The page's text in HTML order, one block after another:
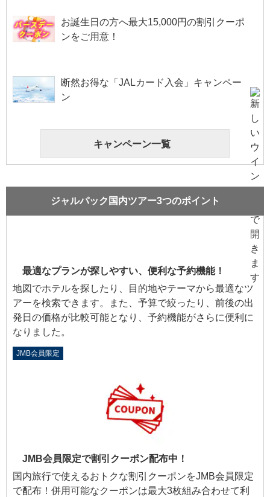
お誕生日の方へ最大15,000円の割引クーポ
ンをご用意！
断然お得な「JALカード入会」キャンペー
ン
キャンペーン一覧
ジャルパック国内ツアー3つのポイント
最適なプランが探しやすい、便利な予約機能！
地図でホテルを探したり、目的地やテーマから最適なツ
アーを検索できます。また、予算で絞ったり、前後の出
発日の価格が比較可能となり、予約機能がさらに便利に
なりました。
JMB会員限定
JMB会員限定で割引クーポン配布中！
国内旅行で使えるおトクな割引クーポンをJMB会員限定
で配布！併用可能なクーポンは最大3枚組み合わせて利